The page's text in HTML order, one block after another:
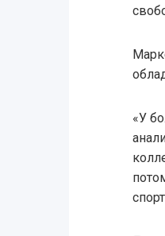
«У